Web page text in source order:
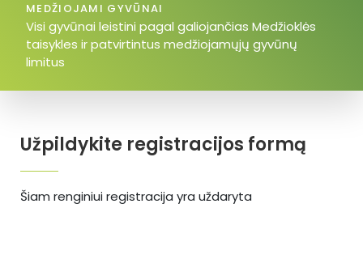
Užpildykite registracijos formą
Šiam renginiui registracija yra uždaryta
MEDŽIOJAMI GYVŪNAI
Visi gyvūnai leistini pagal galiojančias Medžioklės
taisykles ir patvirtintus medžiojamųjų gyvūnų
limitus